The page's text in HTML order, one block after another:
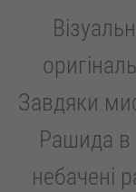
Завдяки
Рашида в
небачені